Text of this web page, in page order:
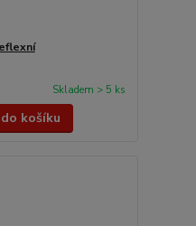
Skladem > 5 ks
košíku